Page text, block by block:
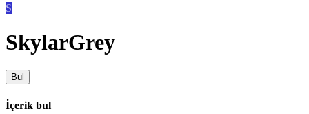
S
SkylarGrey
Bul
İçerik bul